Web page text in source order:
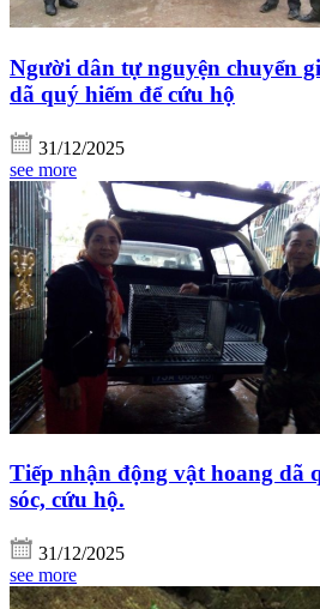
Người dân tự nguyện chuyển
dã quý hiếm để cứu hộ
31/12/2025
see more
Tiếp nhận động vật hoang dã
sóc, cứu hộ.
31/12/2025
see more